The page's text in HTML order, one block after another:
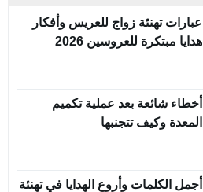
عبارات تهنئة زواج للعريس وأفكار
هدايا مبتكرة للعروسين 2026
أخطاء شائعة بعد عملية تكميم
المعدة وكيف تتجنبها
أجمل الكلمات وأروع الهدايا في تهنئة